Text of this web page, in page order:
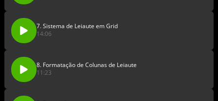
7. Sistema de Leiaute em Grid
14:06
8. Formatação de Colunas de Leiaute
11:23